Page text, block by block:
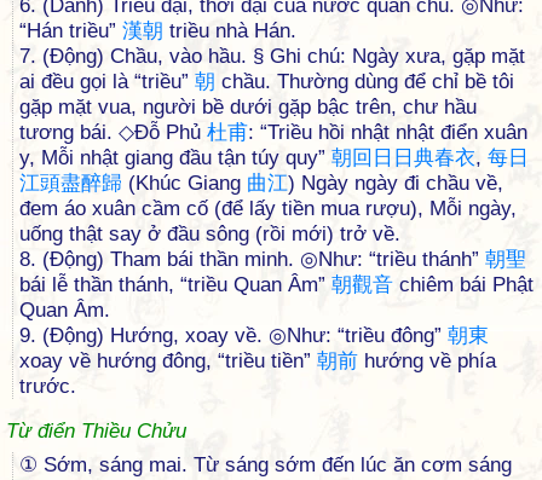
6. (Danh) Triều đại, thời đại của nước quân chủ. ◎Như:
“Hán triều” 漢朝 triều nhà Hán.
7. (Động) Chầu, vào hầu. § Ghi chú: Ngày xưa, gặp mặt
ai đều gọi là “triều” 朝 chầu. Thường dùng để chỉ bề tôi
gặp mặt vua, người bề dưới gặp bậc trên, chư hầu
tương bái. ◇Đỗ Phủ 杜甫: “Triều hồi nhật nhật điển xuân
y, Mỗi nhật giang đầu tận túy quy” 朝回 日 日 典春衣, 每 日
江頭盡醉歸 (Khúc Giang 曲江) Ngày ngày đi chầu về,
đem áo xuân cầm cố (để lấy tiền mua rượu), Mỗi ngày,
uống thật say ở đầu sông (rồi mới) trở về.
8. (Động) Tham bái thần minh. ◎Như: “triều thánh” 朝聖
bái lễ thần thánh, “triều Quan Âm” 朝觀音 chiêm bái Phật
Quan Âm.
9. (Động) Hướng, xoay về. ◎Như: “triều đông” 朝東
xoay về hướng đông, “triều tiền” 朝前 hướng về phía
trước.
Từ điển Thiều Chửu
① Sớm, sáng mai. Từ sáng sớm đến lúc ăn cơm sáng